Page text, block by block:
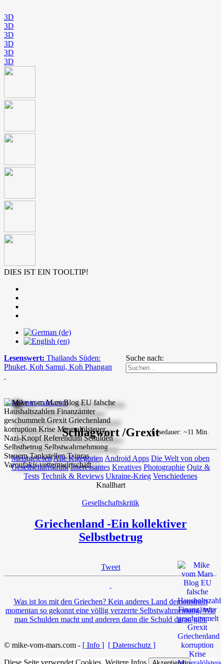
3D
3D
3D
3D
3D
3D
DIES IST EIN TOOLTIP!
Suche nach:
Lesenswert: Thailands Süden:
Phuket, Koh Samui, Koh Phangan
mike-vom-mars.com
Schlagwort /Grexit
MeistgelesenAlle Kategorien Android Apps Die Welt von oben
Gesellschaftskritik Interessantes Kreatives Photographie Quiz &
Tests Technik & Reviews Ukraine-Krieg Verschiedenes
Knallhart
Gesellschaftskritik
Griechenland -Ein kollektiver
Selbstbetrug
Tweet
Lesedauer: ~11 Min.
Was ist los mit den Griechen? Kein anderes Land demonstriert
momentan so gekonnt eine völlig verzerrte Selbstwahrnemung. Wie
man Schulden macht und anderen dann die Schuld daran gibt.
© mike-vom-mars.com - [ Info ] [ Datenschutz ]
Diese Seite verwendet Cookies. Weitere Infos